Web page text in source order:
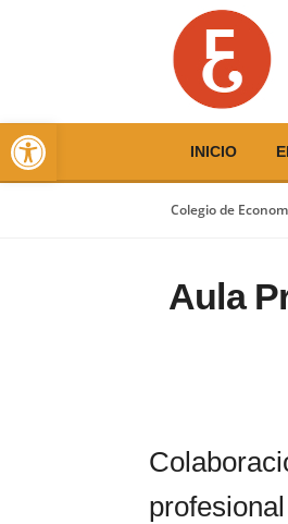
INICIO
Colegio de
Aula
Abrir barra de